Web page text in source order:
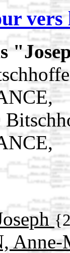
vers